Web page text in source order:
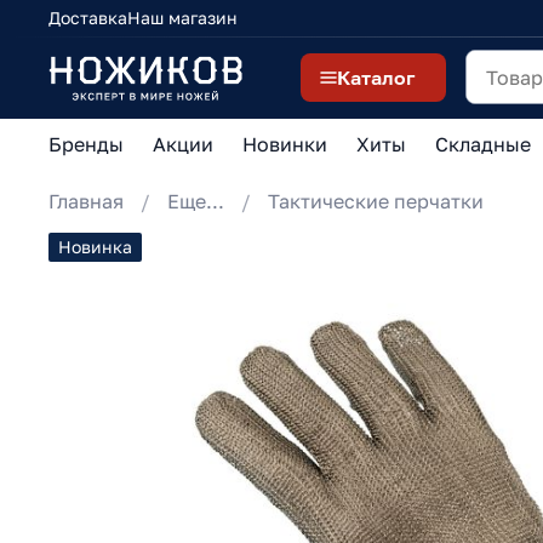
ДоставкаНаш магазин
Каталог
Бренды Акции Новинки Хиты Складные
Главная Еще... Тактические перчатки
Новинка